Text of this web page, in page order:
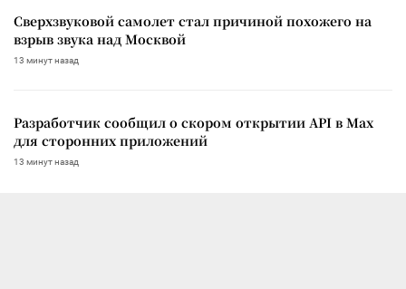
Сверхзвуковой самолет стал причиной похожего на
взрыв звука над Москвой
13 минут назад
Разработчик сообщил о скором открытии API в Max
для сторонних приложений
13 минут назад